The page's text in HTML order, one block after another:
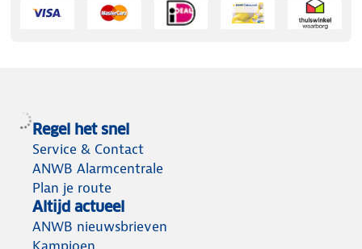
Regel het snel
Service & Contact
ANWB Alarmcentrale
Plan je route
Altijd actueel
ANWB nieuwsbrieven